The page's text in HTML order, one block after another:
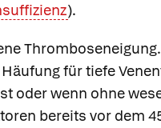
).
Thromboseneigung
für tiefe
oder wenn ohne
bereits vor dem